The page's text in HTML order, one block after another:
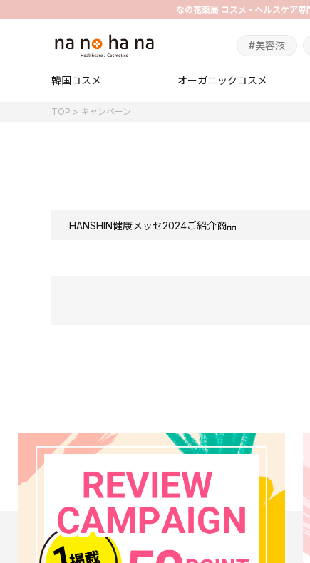
#美容液
韓国コスメ オーガニックコスメ
TOP キャンペーン
HANSHIN健康メッセ2024ご紹介商品